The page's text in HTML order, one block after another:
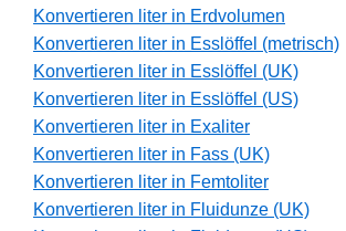
Konvertieren liter in Erdvolumen
Konvertieren liter in Esslöffel (metrisch)
Konvertieren liter in Esslöffel (UK)
Konvertieren liter in Esslöffel (US)
Konvertieren liter in Exaliter
Konvertieren liter in Fass (UK)
Konvertieren liter in Femtoliter
Konvertieren liter in Fluidunze (UK)